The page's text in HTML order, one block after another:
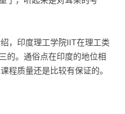
，印度理工学院IIT在理工类
的。通俗点在印度的地位相
程质量还是比较有保证的。